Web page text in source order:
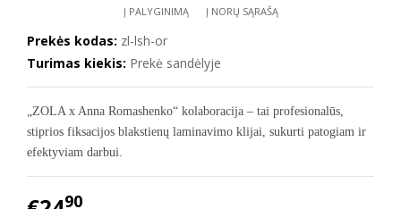
Į PALYGINIMĄ Į NORŲ SĄRAŠĄ
Prekės kodas: zl-lsh-or
Turimas kiekis: Prekė sandėlyje
„ZOLA x Anna Romashenko“ kolaboracija – tai profesionalūs,
stiprios fiksacijos blakstienų laminavimo klijai, sukurti patogiam ir
efektyviam darbui.
90